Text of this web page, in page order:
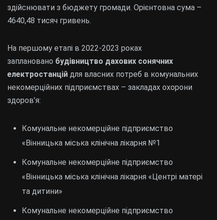
здійснювати з бюджету громади. Орієнтовна сума –
4640,48 тисяч гривень.
На першому етапі в 2022-2023 роках
заплановано будівництво дахових сонячних
електростанцій для власних потреб в комунальних
некомерційних підприємствах – закладах охорони
здоров’я:
Комунальне некомерційне підприємство
«Вінницька міська клінічна лікарня №1
Комунальне некомерційне підприємство
«Вінницька міська клінічна лікарня «Центрі матері
та дитини»
Комунальне некомерційне підприємство